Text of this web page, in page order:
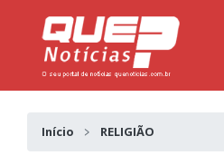
Início RELIGIÃO